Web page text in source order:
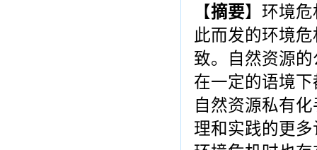
【摘要】环境
此而发的环境
致。自然资源
在一定的语境
自然资源私有
理和实践的更